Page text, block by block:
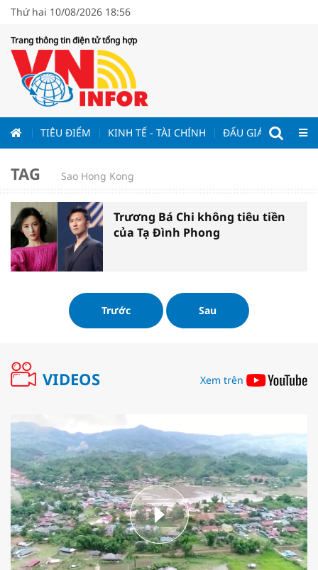
Thứ hai 10/08/2026 18:56
Trang thông tin điện tử tổng hợp
TIÊU ĐIỂM KINH TẾ - TÀI CHÍNH ĐẤU GIÁ - ĐẤU
TAG Sao Hong Kong
Trương Bá Chi không tiêu tiền
của Tạ Đình Phong
Trước Sau
VIDEOS Xem trên